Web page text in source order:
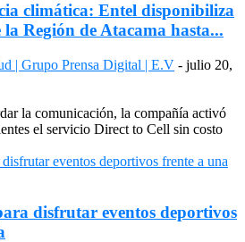
climática: Entel disponibiliza
la Región de Atacama hasta...
| Grupo Prensa Digital | E.V - julio 20,
la comunicación, la compañía activó
el servicio Direct to Cell sin costo
disfrutar eventos deportivos